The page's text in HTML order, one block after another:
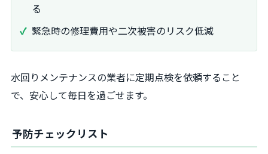
る
緊急時の修理費用や二次被害のリスク低減
水回りメンテナンスの業者に定期点検を依頼すること
で、安心して毎日を過ごせます。
予防チェックリスト